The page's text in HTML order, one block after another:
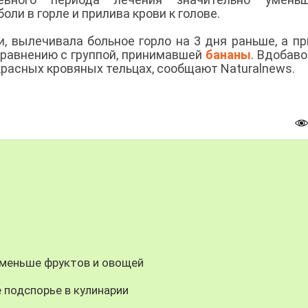
в горле и прилива крови к голове.
вылечивала больное горло на 3 дня раньше, а
с группой, принимавшей бананы.
кровяных тельцах, сообщают Naturalnews.
фруктов и овощей
в кулинарии